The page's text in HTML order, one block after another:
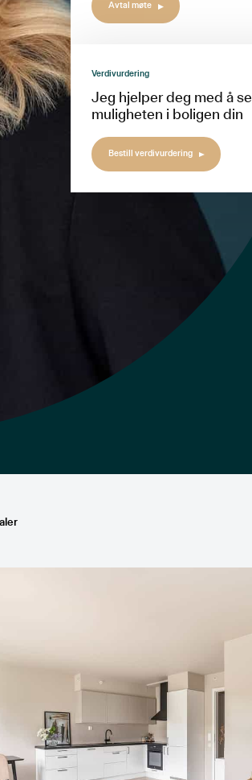
Avtal møte
Verdivurdering
Jeg hjelper deg med å se
muligheten i boligen din
Bestill verdivurdering